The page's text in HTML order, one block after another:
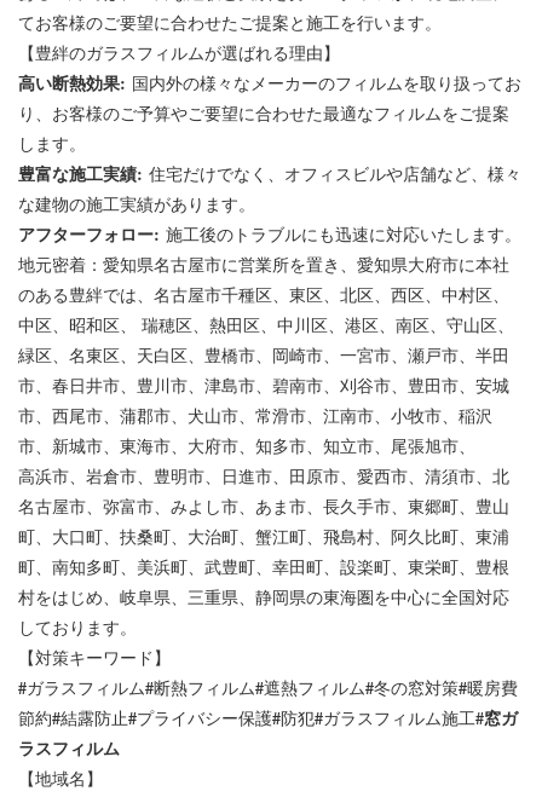
てお客様のご要望に合わせたご提案と施工を行います。
【豊絆のガラスフィルムが選ばれる理由】
高い断熱効果: 国内外の様々なメーカーのフィルムを取り扱ってお
り、お客様のご予算やご要望に合わせた最適なフィルムをご提案
します。
豊富な施工実績: 住宅だけでなく、オフィスビルや店舗など、様々
な建物の施工実績があります。
アフターフォロー: 施工後のトラブルにも迅速に対応いたします。
地元密着：愛知県名古屋市に営業所を置き、愛知県大府市に本社
のある豊絆では、名古屋市千種区、東区、北区、西区、中村区、
中区、昭和区、 瑞穂区、熱田区、中川区、港区、南区、守山区、
緑区、名東区、天白区、豊橋市、岡崎市、一宮市、瀬戸市、半田
市、春日井市、豊川市、津島市、碧南市、刈谷市、豊田市、安城
市、西尾市、蒲郡市、犬山市、常滑市、江南市、小牧市、稲沢
市、新城市、東海市、大府市、知多市、知立市、尾張旭市、
高浜市、岩倉市、豊明市、日進市、田原市、愛西市、清須市、北
名古屋市、弥富市、みよし市、あま市、長久手市、東郷町、豊山
町、大口町、扶桑町、大治町、蟹江町、飛島村、阿久比町、東浦
町、南知多町、美浜町、武豊町、幸田町、設楽町、東栄町、豊根
村をはじめ、岐阜県、三重県、静岡県の東海圏を中心に全国対応
しております。
【対策キーワード】
#ガラスフィルム#断熱フィルム#遮熱フィルム#冬の窓対策#暖房費
節約#結露防止#プライバシー保護#防犯#ガラスフィルム施工#窓ガ
ラスフィルム
【地域名】